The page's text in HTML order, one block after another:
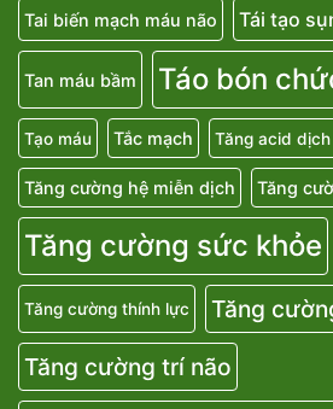
Tai biến mạch máu não Tái tạo
Tan máu bầm Táo bón
Tạo máu Tắc mạch Tăng acid
Tăng cường hệ miễn dịch Tăng
Tăng cường sức khỏe
Tăng cường thính lực
Tăng
Tăng cường trí não